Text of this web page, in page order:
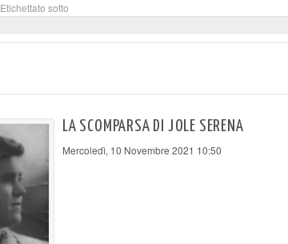
Etichettato sotto
LA SCOMPARSA DI JOLE SERENA
Mercoledì, 10 Novembre 2021 10:50